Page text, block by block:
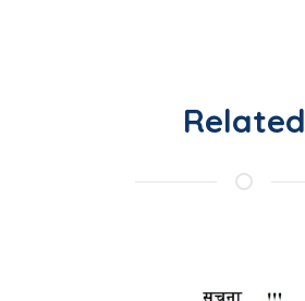
Related